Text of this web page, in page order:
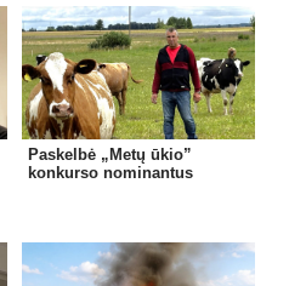
Paskelbė „Metų ūkio”
konkurso nominantus